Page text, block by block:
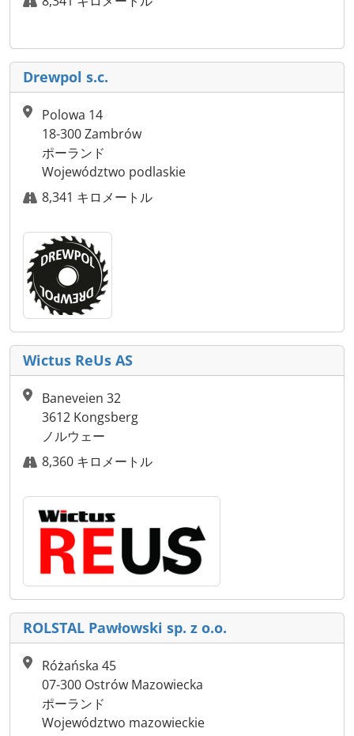
Drewpol s.c.
Polowa 14
18-300 Zambrów
ポーランド
Województwo podlaskie
8,341 キロメートル
Wictus ReUs AS
Baneveien 32
3612 Kongsberg
ノルウェー
8,360 キロメートル
ROLSTAL Pawłowski sp. z o.o.
Różańska 45
07-300 Ostrów Mazowiecka
ポーランド
Województwo mazowieckie